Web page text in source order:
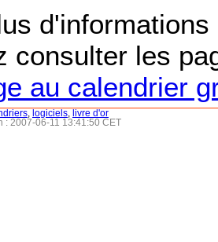
consulter les
au calendrier
logiciels
livre d'or
: 2007-06-11 13:41:50 CET